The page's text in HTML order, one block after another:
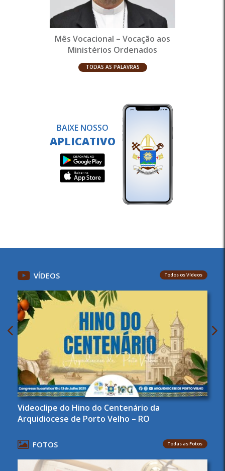
Mês Vocacional – Vocação aos
Ministérios Ordenados
TODAS AS PALAVRAS
BAIXE NOSSO
APLICATIVO
VÍDEOS Todos os Vídeos
Videoclipe do Hino do Centenário da
Arquidiocese de Porto Velho – RO
FOTOS Todas as Fotos